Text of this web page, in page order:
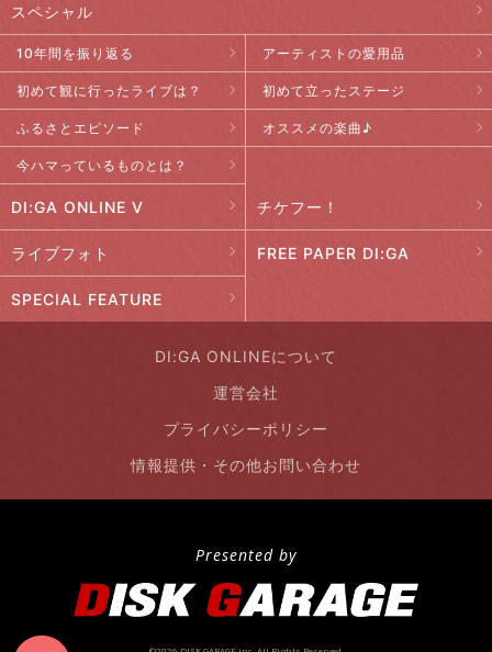
スペシャル
10年間を振り返る アーティストの愛用品
初めて観に行ったライブは？ 初めて立ったステージ
ふるさとエピソード オススメの楽曲♪
今ハマっているものとは？
DI:GA ONLINE V チケフー！
ライブフォト FREE PAPER DI:GA
SPECIAL FEATURE
DI:GA ONLINEについて
運営会社
プライバシーポリシー
情報提供・その他お問い合わせ
Presented by